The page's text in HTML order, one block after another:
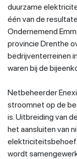
duurzame
één van de
Ondernemend
provincie Drenthe
bedrijventerreinen
waren bij de
Netbeheerder
stroomnet op de
is. Uitbreiding van
het aansluiten van
wordt